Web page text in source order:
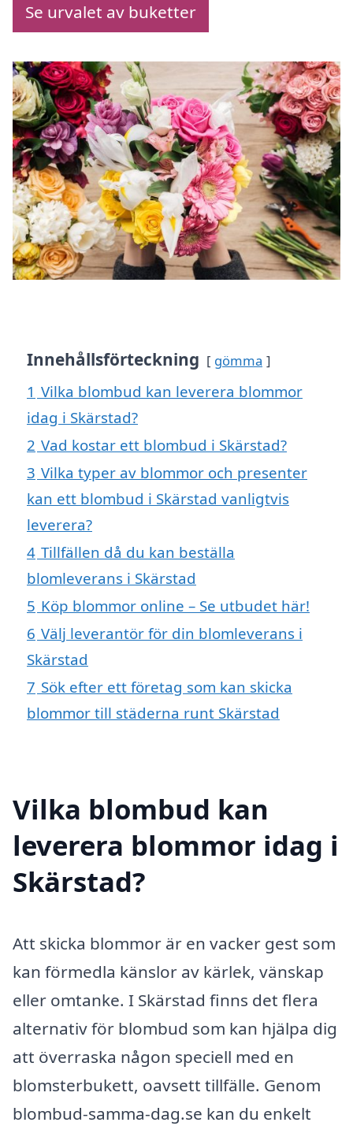
Se urvalet av buketter
Innehållsförteckning gömma
1 Vilka blombud kan leverera blommor
idag i Skärstad?
2 Vad kostar ett blombud i Skärstad?
3 Vilka typer av blommor och presenter
kan ett blombud i Skärstad vanligtvis
leverera?
4 Tillfällen då du kan beställa
blomleverans i Skärstad
5 Köp blommor online – Se utbudet här!
6 Välj leverantör för din blomleverans i
Skärstad
7 Sök efter ett företag som kan skicka
blommor till städerna runt Skärstad
Vilka blombud kan
leverera blommor idag i
Skärstad?
Att skicka blommor är en vacker gest som
kan förmedla känslor av kärlek, vänskap
eller omtanke. I Skärstad finns det flera
alternativ för blombud som kan hjälpa dig
att överraska någon speciell med en
blomsterbukett, oavsett tillfälle. Genom
blombud-samma-dag.se kan du enkelt